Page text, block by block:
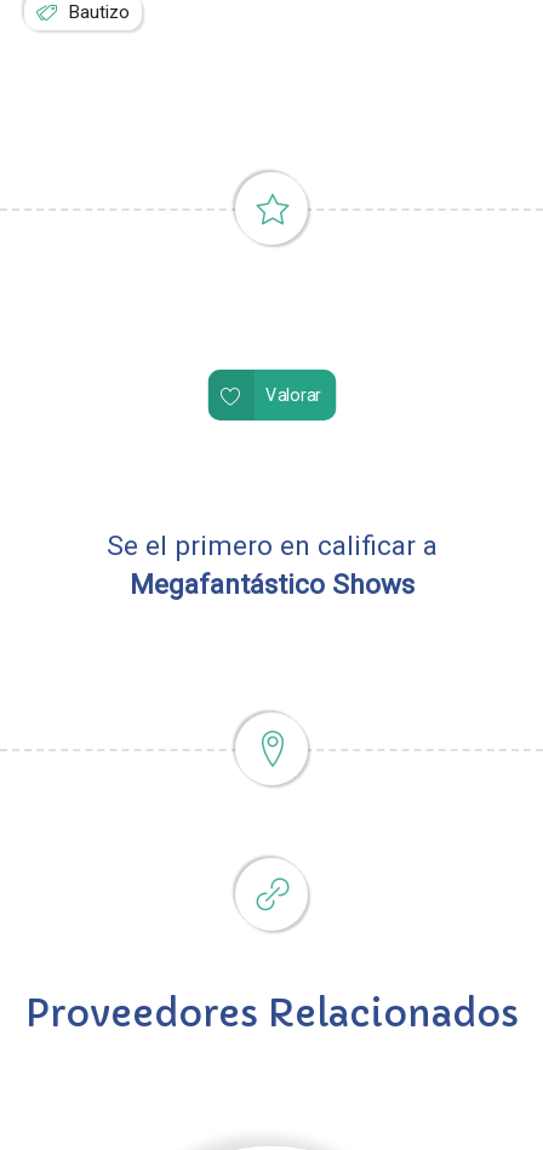
Bautizo
Valorar
Se el primero en calificar a
Megafantástico Shows
Proveedores Relacionados